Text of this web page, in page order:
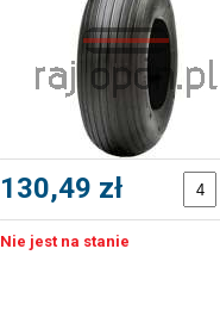
130,49 zł
Nie jest na stanie